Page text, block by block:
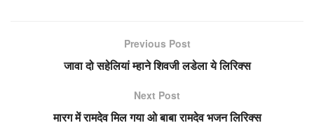
Previous Post
जावा दो सहेलियां म्हाने शिवजी लडेला ये लिरिक्स
Next Post
मारग में रामदेव मिल गया ओ बाबा रामदेव भजन लिरिक्स